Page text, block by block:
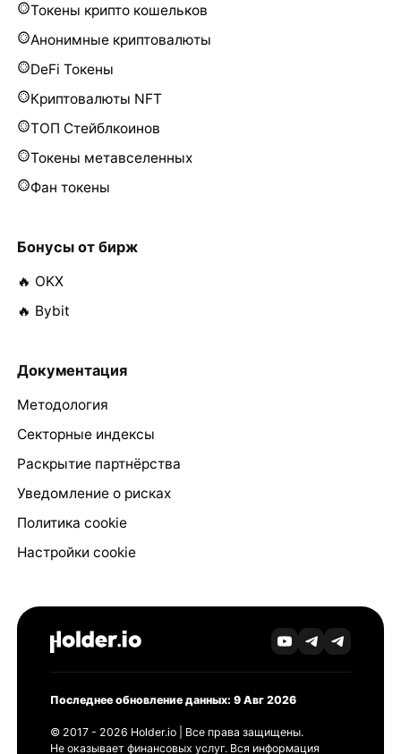
Токены крипто кошельков
Анонимные криптовалюты
DeFi Токены
Криптовалюты NFT
ТОП Стейблкоинов
Токены метавселенных
Фан токены
Бонусы от бирж
🔥 OKX
🔥 Bybit
Документация
Методология
Секторные индексы
Раскрытие партнёрства
Уведомление о рисках
Политика cookie
Настройки cookie
Последнее обновление данных: 9 Авг 2026
© 2017 - 2026 Holder.io | Все права защищены.
Не оказывает финансовых услуг. Вся информация